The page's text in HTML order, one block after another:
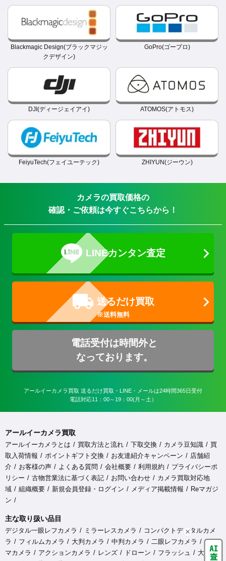
Blackmagic Design(ブラックマジッ
クデザイン)
GoPro(ゴープロ)
DJI(ディージェイアイ) ATOMOS(アトモス)
FeiyuTech(フェイユーテック) ZHIYUN(ジーウン)
カメラの買取価格の
確認・ご依頼は今すぐこちらから！
LINEカンタン査定
送るだけ買取
電話受付は時間外と
なっております。
アールイーカメラ買取 送るだけ買取・LINE・メールは24時間365日受付
電話対応11：00～19：00(月～土）
アールイーカメラ買取
アールイーカメラとは 買取方法と流れ 下取交換 カメラ豆知識
買
取入荷情報
ポイントギフト交換 お友達紹介キャンペーン
店舗紹
介
お客様の声 よくある質問 会社概要 利用規約
プライバシーポ
リシー
古物営業法に基づく表記 お問い合わせ
カメラ買取対応地
域
組織概要 新規会員登録・ログイン メディア掲載情報
Reマガジ
ン
主な取り扱い品目
デジタル一眼レフカメラ ミラーレスカメラ
コンパクトデジタルカメ
ラ
フィルムカメラ 大判カメラ 中判カメラ 二眼レフカメラ
シネ
マカメラ
アクションカメラ レンズ ドローン フラッシュ
大型ス